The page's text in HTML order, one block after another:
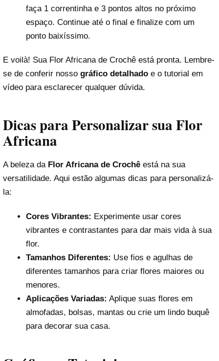
faça 1 correntinha e 3 pontos altos no próximo
espaço. Continue até o final e finalize com um
ponto baixíssimo.
E voilà! Sua Flor Africana de Crochê está pronta. Lembre-
se de conferir nosso gráfico detalhado e o tutorial em
vídeo para esclarecer qualquer dúvida.
Dicas para Personalizar sua Flor
Africana
A beleza da Flor Africana de Crochê está na sua
versatilidade. Aqui estão algumas dicas para personalizá-
la:
Cores Vibrantes: Experimente usar cores
vibrantes e contrastantes para dar mais vida à sua
flor.
Tamanhos Diferentes: Use fios e agulhas de
diferentes tamanhos para criar flores maiores ou
menores.
Aplicações Variadas: Aplique suas flores em
almofadas, bolsas, mantas ou crie um lindo buquê
para decorar sua casa.